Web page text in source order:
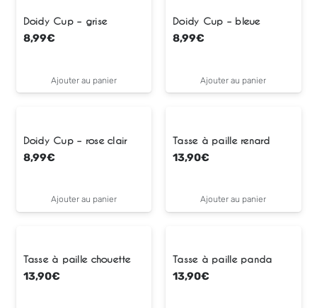
Doidy Cup – grise
8,99€
Ajouter au panier
Doidy Cup – bleue
8,99€
Ajouter au panier
Doidy Cup – rose clair
8,99€
Ajouter au panier
Tasse à paille renard
13,90€
Ajouter au panier
Tasse à paille chouette
13,90€
Tasse à paille panda
13,90€